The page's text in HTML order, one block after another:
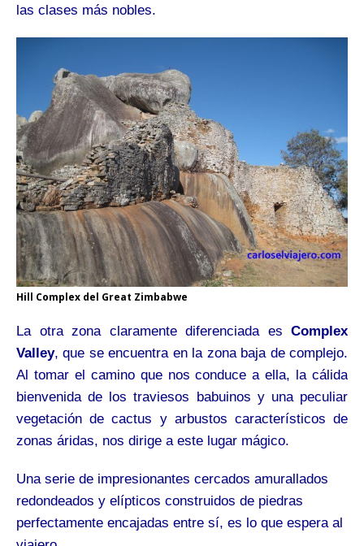
las clases más nobles.
Hill Complex del Great Zimbabwe
La otra zona claramente diferenciada es Complex
Valley, que se encuentra en la zona baja de complejo.
Al tomar el camino que nos conduce a ella, la cálida
bienvenida de los traviesos babuinos y una peculiar
vegetación de cactus y arbustos característicos de
zonas áridas, nos dirige a este lugar mágico.
Una serie de impresionantes cercados amurallados
redondeados y elípticos construidos de piedras
perfectamente encajadas entre sí, es lo que espera al